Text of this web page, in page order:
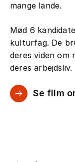
mange lande.
Mød 6
kulturfag. De
deres viden om
deres arbejdsliv.
Se film